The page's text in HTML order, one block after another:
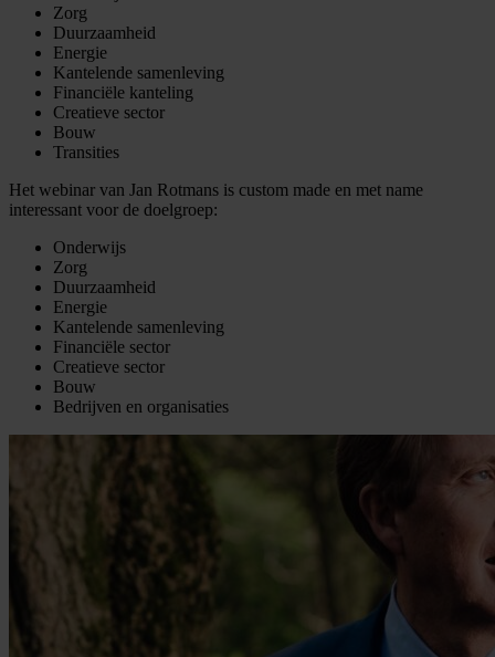
Zorg
Duurzaamheid
Energie
Kantelende samenleving
Financiële kanteling
Creatieve sector
Bouw
Transities
Het webinar van Jan Rotmans is custom made en met name
interessant voor de doelgroep:
Onderwijs
Zorg
Duurzaamheid
Energie
Kantelende samenleving
Financiële sector
Creatieve sector
Bouw
Bedrijven en organisaties